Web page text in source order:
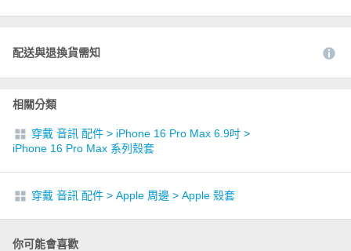
配送與退換貨需知
相關分類
穿戴 音訊 配件 > iPhone 16 Pro Max 6.9吋 >
iPhone 16 Pro Max 系列殼套
穿戴 音訊 配件 > Apple 周邊 > Apple 殼套
你可能會喜歡